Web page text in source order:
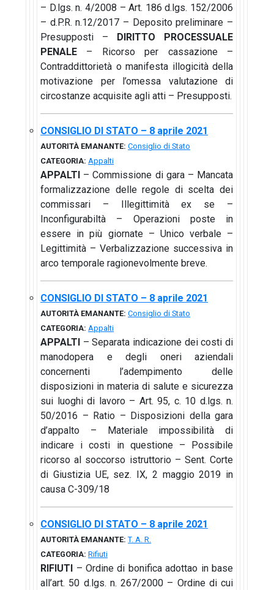
– D.lgs. n. 4/2008 – Art. 186 d.lgs. 152/2006
– d.P.R. n.12/2017 – Deposito preliminare –
Presupposti –
DIRITTO PROCESSUALE
PENALE – Ricorso per cassazione –
Contraddittorietà o manifesta illogicità della
motivazione per l’omessa valutazione di
circostanze acquisite agli atti – Presupposti.
CONSIGLIO DI STATO – 8 aprile 2021
AUTORITÀ EMANANTE: Consiglio di Stato
CATEGORIA: Appalti
APPALTI – Commissione di gara – Mancata
formalizzazione delle regole di scelta dei
commissari – Illegittimità ex se –
Inconfigurabiltà – Operazioni poste in
essere in più giornate – Unico verbale –
Legittimità – Verbalizzazione successiva in
arco temporale ragionevolmente breve.
CONSIGLIO DI STATO – 8 aprile 2021
AUTORITÀ EMANANTE: Consiglio di Stato
CATEGORIA: Appalti
APPALTI – Separata indicazione dei costi di
manodopera e degli oneri aziendali
concernenti l’adempimento delle
disposizioni in materia di salute e sicurezza
sui luoghi di lavoro – Art. 95, c. 10 d.lgs. n.
50/2016 – Ratio – Disposizioni della gara
d’appalto – Materiale impossibilità di
indicare i costi in questione – Possibile
ricorso al soccorso istruttorio – Sent. Corte
di Giustizia UE, sez. IX, 2 maggio 2019 in
causa C-309/18
CONSIGLIO DI STATO – 8 aprile 2021
AUTORITÀ EMANANTE: T. A. R.
CATEGORIA: Rifiuti
RIFIUTI
– Ordine di bonifica adottao in base
all’art. 50 d.lgs. n. 267/2000 – Ordine di cui